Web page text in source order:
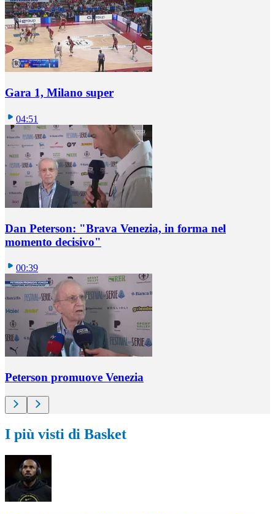
Gara 1, Milano super
04:51
Dan Peterson: "Brava Venezia, in forma nel
momento decisivo"
00:39
Peterson promuove Venezia
I più visti di Basket